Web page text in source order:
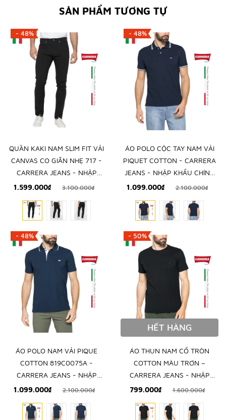
SẢN PHẨM TƯƠNG TỰ
- 48%
QUẦN KAKI NAM SLIM FIT VẢI
CANVAS CO GIÃN NHẸ 717 -
CARRERA JEANS - NHẬP
KHẨU CHÍNH NGẠCH TỪ Ý
1.599.000₫ 3.100.000₫
- 48%
ÁO POLO CỘC TAY NAM VẢI
PIQUET COTTON - CARRERA
JEANS - NHẬP KHẨU CHÍNH
NGẠCH TỪ ITALIA
1.099.000₫ 2.100.000₫
- 48%
ÁO POLO NAM VẢI PIQUE
COTTON 819C0075A -
CARRERA JEANS - NHẬP
KHẨU CHÍNH NGẠCH TỪ
1.099.000₫ 2.100.000₫
- 50%
HẾT HÀNG
ÁO THUN NAM CỔ TRÒN
COTTON MÀU TRƠN –
CARRERA JEANS - NHẬP
KHẨU CHÍNH HÃNG TỪ Ý
799.000₫ 1.600.000₫